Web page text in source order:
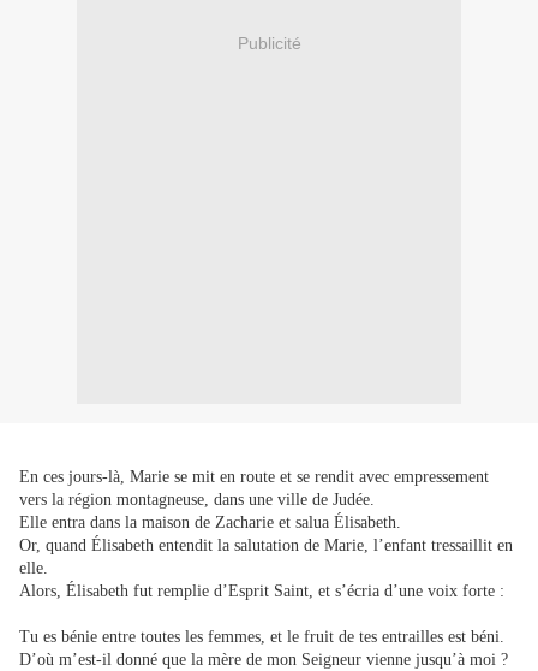
Publicité
En ces jours-là, Marie se mit en route et se rendit avec empressement
vers la région montagneuse, dans une ville de Judée.
Elle entra dans la maison de Zacharie et salua Élisabeth.
Or, quand Élisabeth entendit la salutation de Marie, l’enfant tressaillit en
elle.
Alors, Élisabeth fut remplie d’Esprit Saint, et s’écria d’une voix forte :
Tu es bénie entre toutes les femmes, et le fruit de tes entrailles est béni.
D’où m’est-il donné que la mère de mon Seigneur vienne jusqu’à moi ?